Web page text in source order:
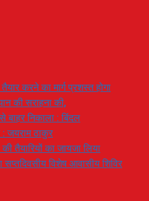
करने का मार्ग प्रशस्त होगा
की सराहना की,
बाहर निकाला : बिंदल
: जयराम ठाकुर
तैयारियों का जायजा लिया
सप्तदिवसीय विशेष आवासीय शिविर